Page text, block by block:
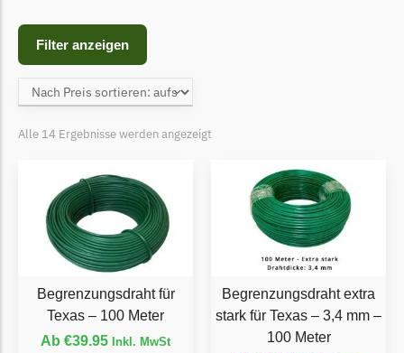
Cub Cadet
Ecovacs
Ecovacs Messer
Einhell
Begrenzungsdraht
Etesia
Filter anzeigen
Alle 14 Ergebnisse werden angezeigt
Begrenzungsdraht für
Texas – 100 Meter
Ab €39.95 Inkl. MwSt
Begrenzungsdraht extra
stark für Texas – 3,4 mm –
100 Meter